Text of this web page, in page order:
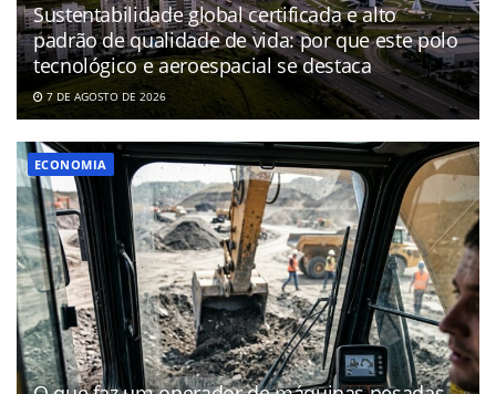
Sustentabilidade global certificada e alto
padrão de qualidade de vida: por que este polo
tecnológico e aeroespacial se destaca
7 DE AGOSTO DE 2026
ECONOMIA